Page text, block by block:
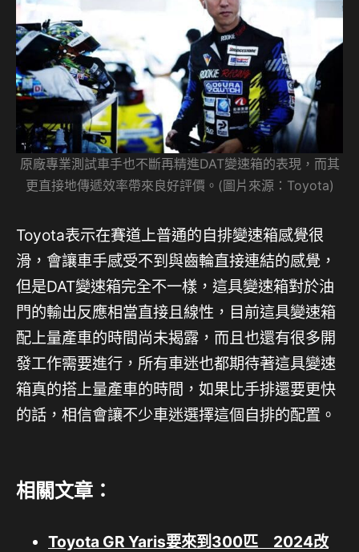
原廠專業測試車手也不斷再精進DAT變速箱的表現，而其
更直接地傳遞效率帶來良好評價。(圖片來源：Toyota)
Toyota表示在賽道上普通的自排變速箱感覺很
滑，會讓車手感受不到與齒輪直接連結的感覺，
但是DAT變速箱完全不一樣，這具變速箱對於油
門的輸出反應相當直接且線性，目前這具變速箱
配上量產車的時間尚未揭露，而且也還有很多開
發工作需要進行，所有車迷也都期待著這具變速
箱真的搭上量產車的時間，如果比手排還要更快
的話，相信會讓不少車迷選擇這個自排的配置。
相關文章：
Toyota GR Yaris要來到300匹 2024改